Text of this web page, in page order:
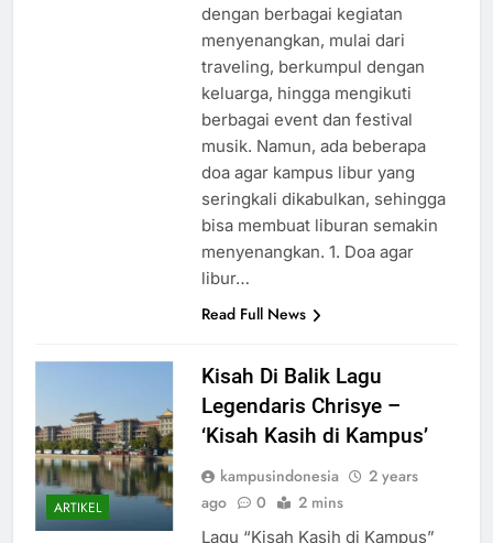
menghabiskan waktu luang
dengan berbagai kegiatan
menyenangkan, mulai dari
traveling, berkumpul dengan
keluarga, hingga mengikuti
berbagai event dan festival
musik. Namun, ada beberapa
doa agar kampus libur yang
seringkali dikabulkan, sehingga
bisa membuat liburan semakin
menyenangkan. 1. Doa agar
ARTIKEL
Kisah Di Balik Lagu
Legendaris Chrisye –
‘Kisah Kasih di Kampus’
kampusindonesia